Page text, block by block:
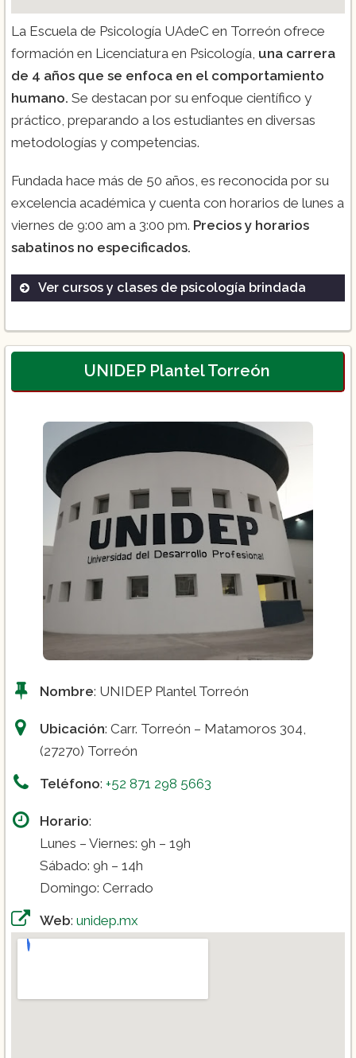
La Escuela de Psicología UAdeC en Torreón ofrece
formación en Licenciatura en Psicología, una carrera
de 4 años que se enfoca en el comportamiento
humano. Se destacan por su enfoque científico y
práctico, preparando a los estudiantes en diversas
metodologías y competencias.
Fundada hace más de 50 años, es reconocida por su
excelencia académica y cuenta con horarios de lunes a
viernes de 9:00 am a 3:00 pm. Precios y horarios
sabatinos no especificados.
Ver cursos y clases de psicología brindada
Psicología Laboral
Psicología Educativa
UNIDEP Plantel Torreón
Nombre: UNIDEP Plantel Torreón
Ubicación: Carr. Torreón – Matamoros 304,
(27270) Torreón
Teléfono: +52 871 298 5663
Horario:
Lunes – Viernes: 9h – 19h
Sábado: 9h – 14h
Domingo: Cerrado
Web: unidep.mx